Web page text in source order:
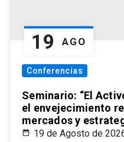
19 AGO
Conferencias
Seminario: “El
el envejecimiento
mercados y
19 de Agosto de